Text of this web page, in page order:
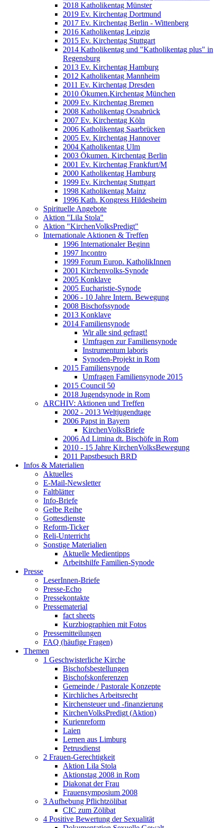
2018 Katholikentag Münster
2019 Ev. Kirchentag Dortmund
2017 Ev. Kirchentag Berlin - Wittenberg
2016 Katholikentag Leipzig
2015 Ev. Kirchentag Stuttgart
2014 Katholikentag und "Katholikentag plus" in
Regensburg
2013 Ev. Kirchentag Hamburg
2012 Katholikentag Mannheim
2011 Ev. Kirchentag Dresden
2010 Ökumen.Kirchentag München
2009 Ev. Kirchentag Bremen
2008 Katholikentag Osnabrück
2007 Ev. Kirchentag Köln
2006 Katholikentag Saarbrücken
2005 Ev. Kirchentag Hannover
2004 Katholikentag Ulm
2003 Ökumen. Kirchentag Berlin
2001 Ev. Kirchentag Frankfurt/M
2000 Katholikentag Hamburg
1999 Ev. Kirchentag Stuttgart
1998 Katholikentag Mainz
1996 Kath. Kongress Hildesheim
Spirituelle Angebote
Aktion "Lila Stola"
Aktion "KirchenVolksPredigt"
Internationale Aktionen & Treffen
1996 Internationaler Beginn
1997 Incontro
1999 Forum Europ. KatholikInnen
2001 Kirchenvolks-Synode
2005 Konklave
2005 Eucharistie-Synode
2006 - 10 Jahre Intern. Bewegung
2008 Bischofssynode
2013 Konklave
2014 Familiensynode
Wir alle sind gefragt!
Umfragen zur Familiensynode
Instrumentum laboris
Synoden-Projekt in Rom
2015 Familiensynode
Umfragen Familiensynode 2015
2015 Council 50
2018 Jugendsynode in Rom
ARCHIV: Aktionen und Treffen
2002 - 2013 Weltjugendtage
2006 Papst in Bayern
KirchenVolksBriefe
2006 Ad Limina dt. Bischöfe in Rom
2010 - 15 Jahre KirchenVolksBewegung
2011 Papstbesuch BRD
Infos & Materialien
Aktuelles
E-Mail-Newsletter
Faltblätter
Info-Briefe
Gelbe Reihe
Gottesdienste
Reform-Ticker
Reli-Unterricht
Sonstige Materialien
Aktuelle Medientipps
Arbeitshilfe Familien-Synode
Presse
LeserInnen-Briefe
Presse-Echo
Pressekontakte
Pressematerial
fact sheets
Kurzbiographien mit Fotos
Pressemitteilungen
FAQ (häufige Fragen)
Themen
1 Geschwisterliche Kirche
Bischofsbestellungen
Bischofskonferenzen
Gemeinde / Pastorale Konzepte
Kirchliches Arbeitsrecht
Kirchensteuer und -finanzierung
KirchenVolksPredigt (Aktion)
Kurienreform
Laien
Lernen aus Limburg
Petrusdienst
2 Frauen-Gerechtigkeit
Aktion Lila Stola
Aktionstag 2008 in Rom
Diakonat der Frau
Frauensymposium 2008
3 Aufhebung Pflichtzölibat
CIC zum Zölibat
4 Positive Bewertung der Sexualität